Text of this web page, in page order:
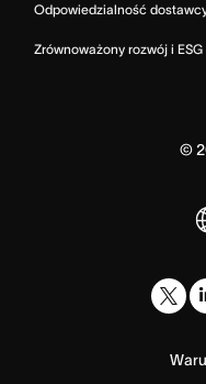
Odpowiedzialność
Zrównoważony rozwój i ESG
©